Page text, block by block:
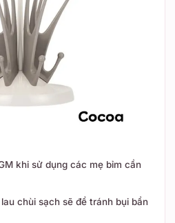
khi sử dụng các mẹ bỉm cần
chùi sạch sẽ để tránh bụi bẩn